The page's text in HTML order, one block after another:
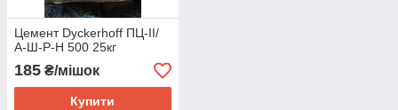
Цемент Dyckerhoff ПЦ-IІ/
А-Ш-Р-Н 500 25кг
185 ₴/мішок
Купити